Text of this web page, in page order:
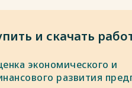
и скачать
экономического и
развития